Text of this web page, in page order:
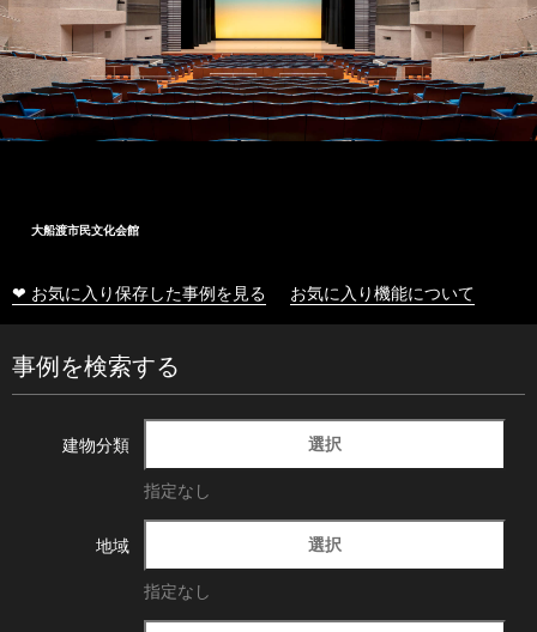
大船渡市民文化会館
❤ お気に入り保存した事例を見る お気に入り機能について
事例を検索する
建物分類 選択
指定なし
地域 選択
指定なし